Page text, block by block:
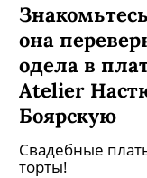
она
одела в
Atelier
Боярскую
Свадебные
торты!